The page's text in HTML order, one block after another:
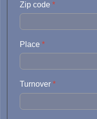
Zip code *
Place *
Turnover *